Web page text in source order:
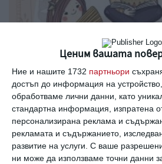
Ценим вашата
Ние и нашите 1732 партньори
достъп до информация на устройство,
обработваме лични данни, като
стандартна информация, изпратена
персонализирана реклама и
рекламата и съдържанието,
развитие на услуги. С ваше
ни може да използваме точни данни
Как да стана мързелива майка
Съвети за възпитание на
Бикова - майка, психолог и блогър
28 август 2020 г.